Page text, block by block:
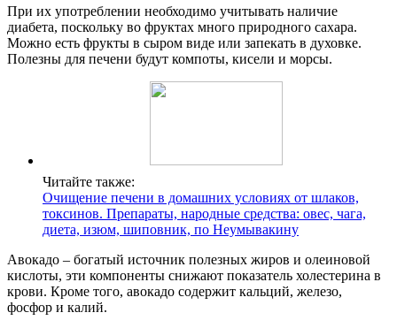
При их употреблении необходимо учитывать наличие
диабета, поскольку во фруктах много природного сахара.
Можно есть фрукты в сыром виде или запекать в духовке.
Полезны для печени будут компоты, кисели и морсы.
Читайте также:
Очищение печени в домашних условиях от шлаков,
токсинов. Препараты, народные средства: овес, чага,
диета, изюм, шиповник, по Неумывакину
Авокадо – богатый источник полезных жиров и олеиновой
кислоты, эти компоненты снижают показатель холестерина в
крови. Кроме того, авокадо содержит кальций, железо,
фосфор и калий.